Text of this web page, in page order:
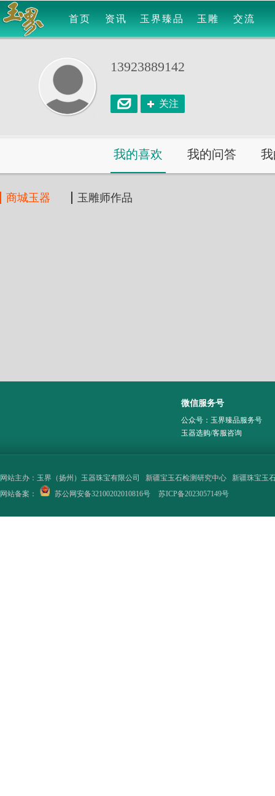
首页 资讯 玉界臻品 玉雕 交流
13923889142
关注
我的喜欢 我的问答
商城玉器 玉雕师作品
微信服务号
公众号：玉界臻品服务号
玉器选购/客服咨询
网站主办： 玉界（扬州）玉器珠宝有限公司 新疆宝玉石检测研究中心
新疆珠宝玉
网站备案：
苏公网安备32100202010816号 苏ICP备2023057149号